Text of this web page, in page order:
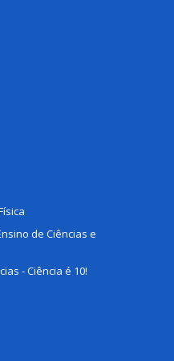
de Ciências e
- Ciência é 10!